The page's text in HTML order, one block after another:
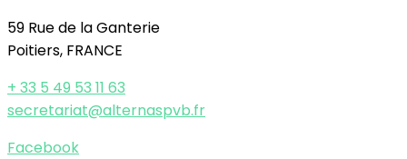
59 Rue de la Ganterie
Poitiers, FRANCE
+ 33 5 49 53 11 63
secretariat@alternaspvb.fr
Facebook